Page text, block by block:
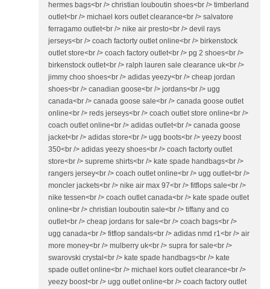
hermes bags<br /> christian louboutin shoes<br /> timberland
outlet<br /> michael kors outlet clearance<br /> salvatore
ferragamo outlet<br /> nike air presto<br /> devil rays
jerseys<br /> coach factorty outlet online<br /> birkenstock
outlet store<br /> coach factory outlet<br /> pg 2 shoes<br />
birkenstock outlet<br /> ralph lauren sale clearance uk<br />
jimmy choo shoes<br /> adidas yeezy<br /> cheap jordan
shoes<br /> canadian goose<br /> jordans<br /> ugg
canada<br /> canada goose sale<br /> canada goose outlet
online<br /> reds jerseys<br /> coach outlet store online<br />
coach outlet online<br /> adidas outlet<br /> canada goose
jacket<br /> adidas store<br /> ugg boots<br /> yeezy boost
350<br /> adidas yeezy shoes<br /> coach factorty outlet
store<br /> supreme shirts<br /> kate spade handbags<br />
rangers jersey<br /> coach outlet online<br /> ugg outlet<br />
moncler jackets<br /> nike air max 97<br /> fitflops sale<br />
nike tessen<br /> coach outlet canada<br /> kate spade outlet
online<br /> christian louboutin sale<br /> tiffany and co
outlet<br /> cheap jordans for sale<br /> coach bags<br />
ugg canada<br /> fitflop sandals<br /> adidas nmd r1<br /> air
more money<br /> mulberry uk<br /> supra for sale<br />
swarovski crystal<br /> kate spade handbags<br /> kate
spade outlet online<br /> michael kors outlet clearance<br />
yeezy boost<br /> ugg outlet online<br /> coach factory outlet